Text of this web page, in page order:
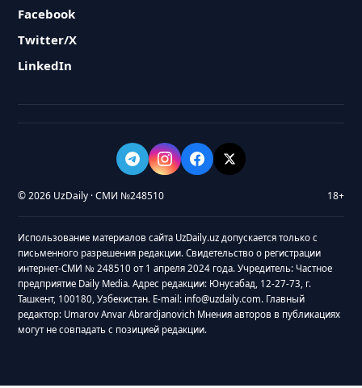
Facebook
Twitter/X
LinkedIn
© 2026 UzDaily · СМИ №248510 18+
Использование материалов сайта UzDaily.uz допускается только с
письменного разрешения редакции. Свидетельство о регистрации
интернет-СМИ № 248510 от 1 апреля 2024 года. Учредитель: Частное
предприятие Daily Media. Адрес редакции: Юнусабад, 12-27-73, г.
Ташкент, 100180, Узбекистан. E-mail: info@uzdaily.com. Главный
редактор: Umarov Anvar Abrardjanovich Мнения авторов в публикациях
могут не совпадать с позицией редакции.